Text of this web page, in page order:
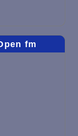
fm